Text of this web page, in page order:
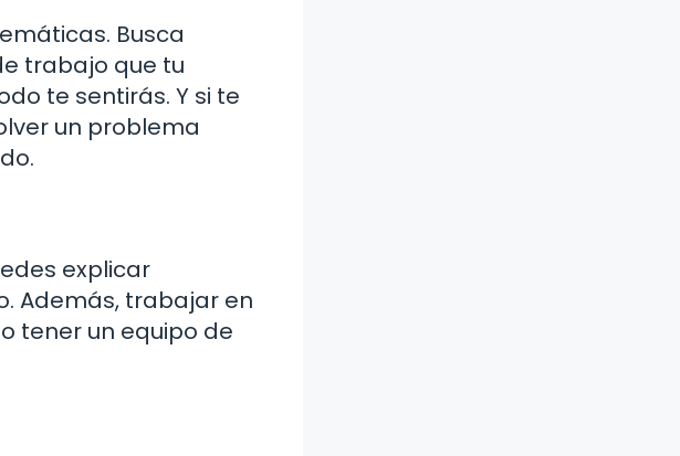
Busca
trabajo que tu
te sentirás. Y si te
un problema
explicar
Además, trabajar en
tener un equipo de